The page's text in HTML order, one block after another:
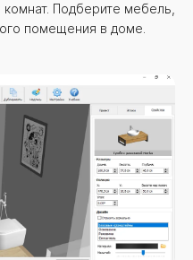
Подберите мебель,
помещения в доме.